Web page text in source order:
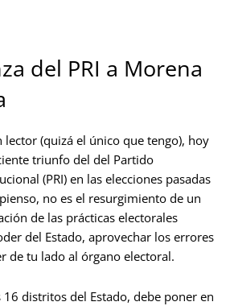
del PRI a Morena
lector (quizá el único que tengo), hoy
triunfo del del Partido
(PRI) en las elecciones pasadas
no es el resurgimiento de un
de las prácticas electorales
del Estado, aprovechar los errores
de tu lado al órgano electoral.
distritos del Estado, debe poner en